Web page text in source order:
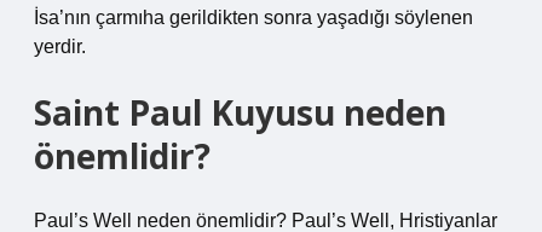
İsa’nın çarmıha gerildikten sonra yaşadığı söylenen
yerdir.
Saint Paul Kuyusu neden
önemlidir?
Paul’s Well neden önemlidir? Paul’s Well, Hristiyanlar